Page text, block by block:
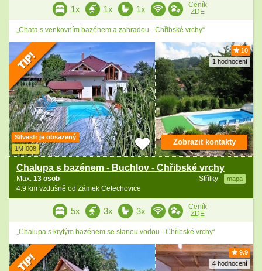
1x 1x 1x
Ceník
ZDE
„Chata s venkovním bazénem a zahradou - Chřibské vrchy“
10
1 hodnocení
Silvestr je obsazený
1M-008
Chalupa s bazénem - Buchlov - Chřibské vrchy
Střílky mapa
Max. 13 osob
4.9 km vzdušně od Zámek Cetechovice
Zobrazit kontakty
5x 3x 3x
Ceník
ZDE
„Chalupa s krytým bazénem se slanou vodou - Chřibské vrchy“
9.9
4 hodnocení